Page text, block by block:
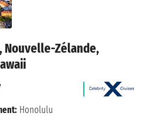
Nouvelle-Zélande,
Honolulu